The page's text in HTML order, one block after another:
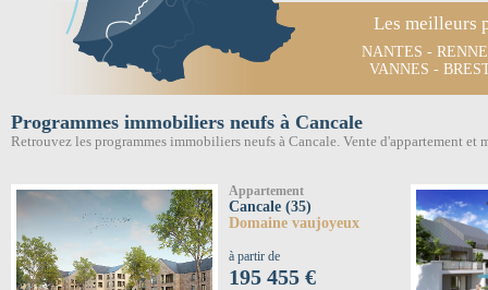
Les meilleurs
NANTES -
VANNES -
Programmes immobiliers neufs à Cancale
Retrouvez les programmes immobiliers neufs à Cancale. Vente d'appartement
Appartement
Cancale (35)
Domaine vaujoyeux
à partir de
195 455 €